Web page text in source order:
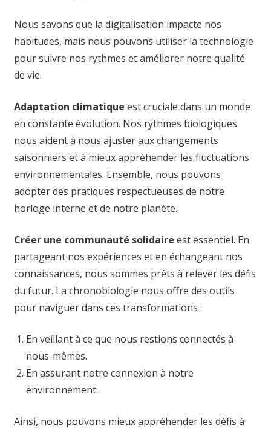
Nous savons que la digitalisation impacte nos
habitudes, mais nous pouvons utiliser la technologie
pour suivre nos rythmes et améliorer notre qualité
de vie.
Adaptation climatique est cruciale dans un monde
en constante évolution. Nos rythmes biologiques
nous aident à nous ajuster aux changements
saisonniers et à mieux appréhender les fluctuations
environnementales. Ensemble, nous pouvons
adopter des pratiques respectueuses de notre
horloge interne et de notre planète.
Créer une communauté solidaire est essentiel. En
partageant nos expériences et en échangeant nos
connaissances, nous sommes prêts à relever les défis
du futur. La chronobiologie nous offre des outils
pour naviguer dans ces transformations :
En veillant à ce que nous restions connectés à
nous-mêmes.
En assurant notre connexion à notre
environnement.
Ainsi, nous pouvons mieux appréhender les défis à